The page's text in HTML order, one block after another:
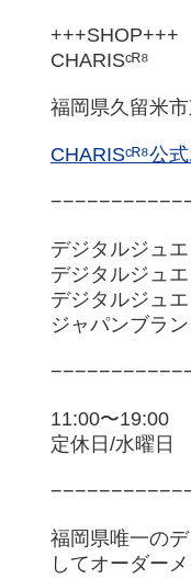
+++SHOP+++
CHARISᶜᴿ⁸
福岡県久留米
CHARISᶜᴿ⁸公
デジタルジュ
デジタルジュ
デジタルジュ
ジャパンブラ
11:00〜19:00
定休日/水曜日
福岡県唯一の
してオーダー